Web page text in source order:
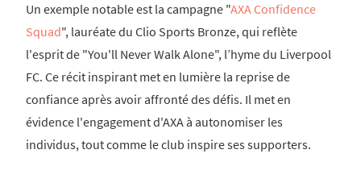
Un exemple notable est la campagne "AXA Confidence
Squad", lauréate du Clio Sports Bronze, qui reflète
l'esprit de "You'll Never Walk Alone", l’hyme du Liverpool
FC. Ce récit inspirant met en lumière la reprise de
confiance après avoir affronté des défis. Il met en
évidence l'engagement d'AXA à autonomiser les
individus, tout comme le club inspire ses supporters.